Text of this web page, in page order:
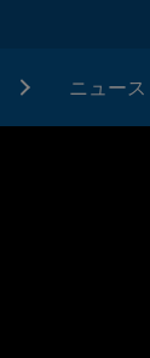
ニュース